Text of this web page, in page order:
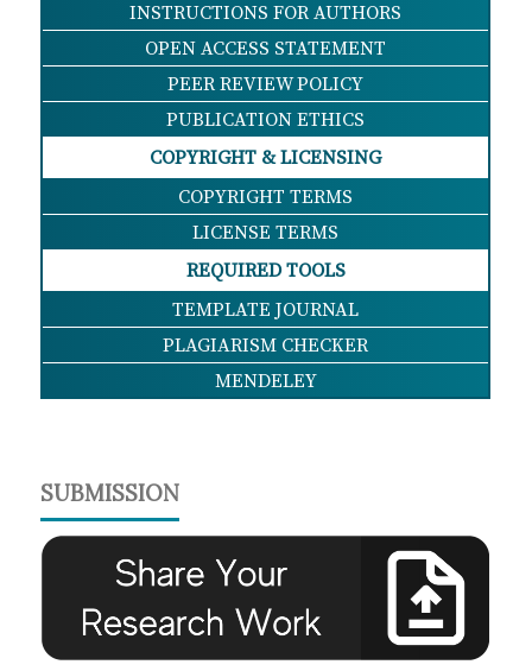
INSTRUCTIONS FOR AUTHORS
OPEN ACCESS STATEMENT
PEER REVIEW POLICY
PUBLICATION ETHICS
COPYRIGHT & LICENSING
COPYRIGHT TERMS
LICENSE TERMS
REQUIRED TOOLS
TEMPLATE JOURNAL
PLAGIARISM CHECKER
MENDELEY
SUBMISSION